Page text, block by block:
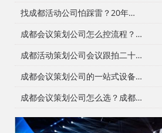
找成都活动公司怕踩雷？20年资深操盘手拆解宝宝宴与寿宴布置的隐形门槛
成都会议策划公司怎么控流程？从LED大屏幕到沙画定制的全链路避坑指南
成都活动策划公司会议跟拍二十七年的镜头逻辑：从医学会议到年会直播的现场记录
成都会议策划公司的一站式设备配套：从舞台搭建到LED屏的现场逻辑
成都会议策划公司怎么选？成都会务公司与成都活动执行公司全流程服务拆解